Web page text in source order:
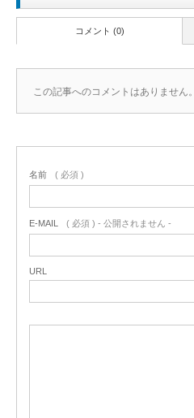
コメント (0)
この記事へのコメントはありません。
名前 ( 必須 )
E-MAIL ( 必須 ) - 公開されません -
URL